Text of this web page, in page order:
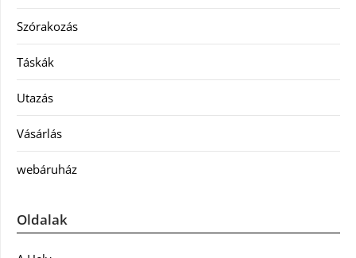
Szórakozás
Táskák
Utazás
Vásárlás
webáruház
Oldalak